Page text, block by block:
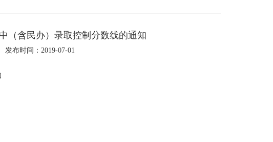
（含民办）录取控制分数线的通知
发布时间：2019-07-01